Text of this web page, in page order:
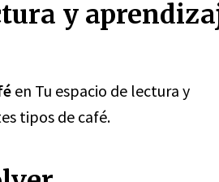
y
en Tu espacio de lectura y
tipos de café.